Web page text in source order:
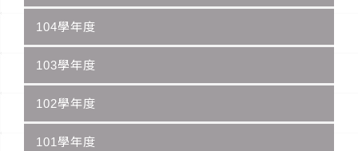
104學年度
103學年度
102學年度
101學年度